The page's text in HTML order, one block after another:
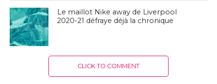
Le maillot Nike away de Liverpool
2020-21 défraye déjà la chronique
CLICK TO COMMENT